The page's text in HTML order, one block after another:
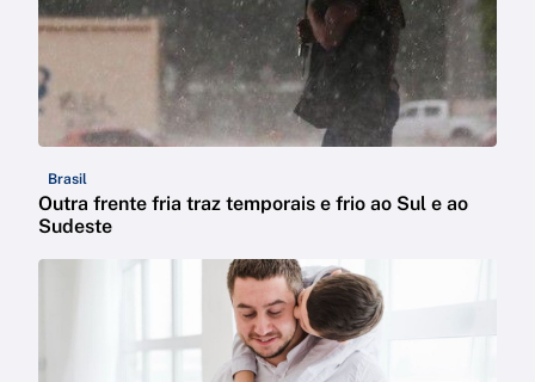
Brasil
Outra frente fria traz temporais e frio ao Sul e ao
Sudeste